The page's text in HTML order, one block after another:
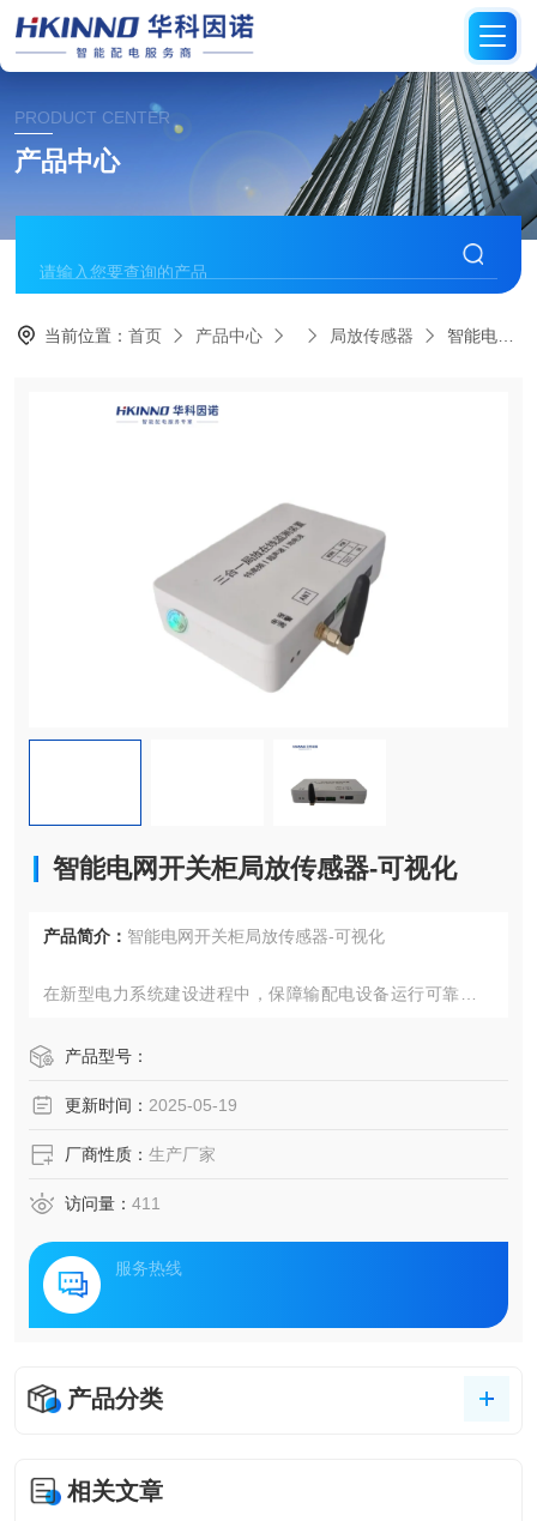
PRODUCT CENTER
产品中心
当前位置：首页 产品中心 局放传感器 智能电网开关柜局放传感器-可视化
智能电网开关柜局放传感器-可视化
产品简介： 智能电网开关柜局放传感器-可视化
在新型电力系统建设进程中，保障输配电设备运行可靠性成
负荷特性变化，传统周期性巡检模式已难以满足现代电网运
系，通过构建设备-边缘-云端的协同感知网络，实现电力装备
产品型号：
更新时间： 2025-05-19
厂商性质： 生产厂家
访问量： 411
服务热线
产品分类
相关文章